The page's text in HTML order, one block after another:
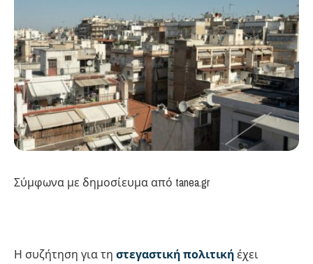
Σύμφωνα με δημοσίευμα από tanea.gr
Η συζήτηση για τη στεγαστική πολιτικήέχει